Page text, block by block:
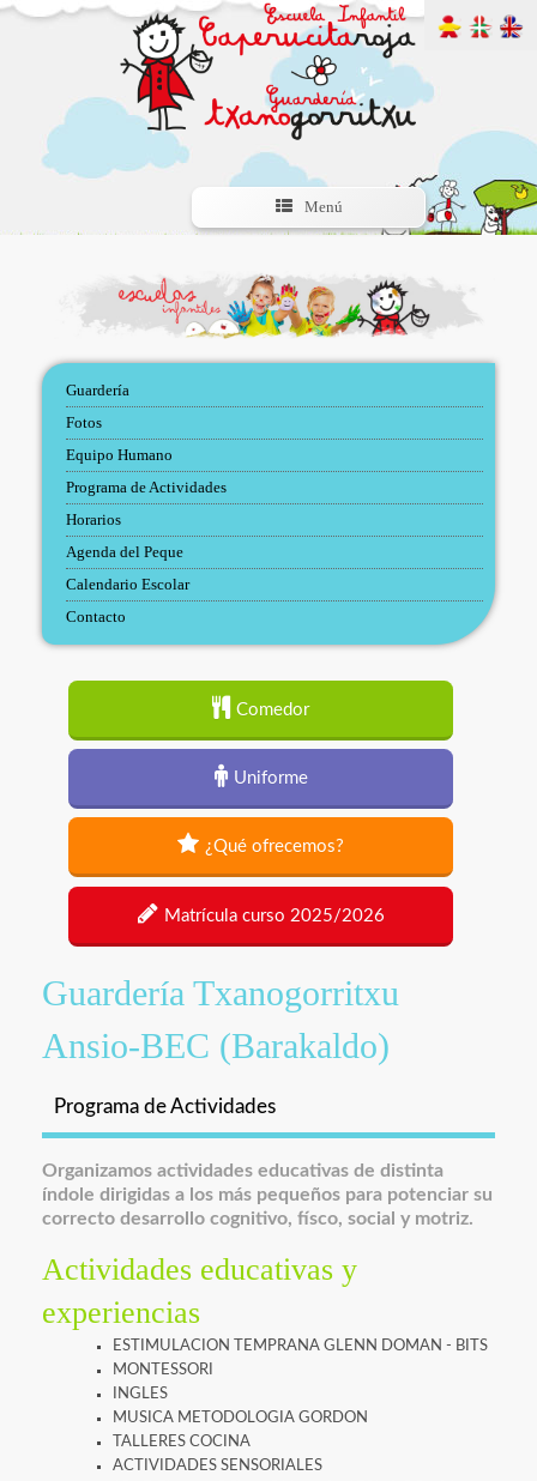
Menú
Guardería
Fotos
Equipo Humano
Programa de Actividades
Horarios
Agenda del Peque
Calendario Escolar
Contacto
Comedor
Uniforme
¿Qué ofrecemos?
Matrícula curso 2025/2026
Guardería Txanogorritxu
Ansio-BEC (Barakaldo)
Programa de Actividades
Organizamos actividades educativas de distinta
índole dirigidas a los más pequeños para potenciar su
correcto desarrollo cognitivo, físco, social y motriz.
Actividades educativas y
experiencias
ESTIMULACION TEMPRANA GLENN DOMAN - BITS
MONTESSORI
INGLES
MUSICA METODOLOGIA GORDON
TALLERES COCINA
ACTIVIDADES SENSORIALES